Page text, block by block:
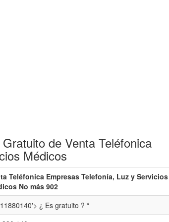
de Venta Teléfonica
Médicos
Teléfonica Empresas Telefonía, Luz y Servicios
No más 902
¿ Es gratuito ? *